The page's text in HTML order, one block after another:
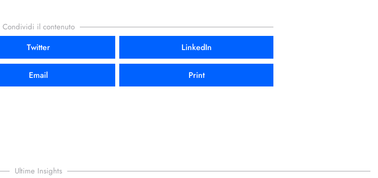
Condividi il contenuto
Twitter LinkedIn
Email Print
Ultime Insights